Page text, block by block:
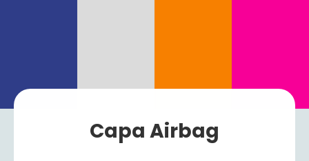
Capa Airbag